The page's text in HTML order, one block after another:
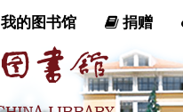
我的图书馆 捐赠